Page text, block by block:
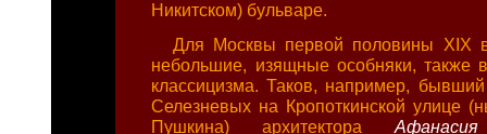
Никитском) бульваре.
Для Москвы первой половины XIX
небольшие, изящные особняки, также
классицизма. Таков, например,
Селезневых на Кропоткинской улице
Пушкина) архитектора